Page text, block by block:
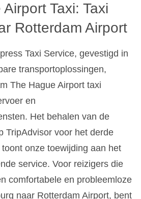
Taxi: Taxi
Rotterdam Airport
Taxi Service, gevestigd in
transportoplossingen,
The Hague Airport taxi
en
Het behalen van de
TripAdvisor voor het derde
onze toewijding aan het
service. Voor reizigers die
comfortabele en probleemloze
naar Rotterdam Airport, bent